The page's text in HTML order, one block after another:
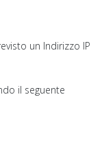
un Indirizzo IP
il seguente